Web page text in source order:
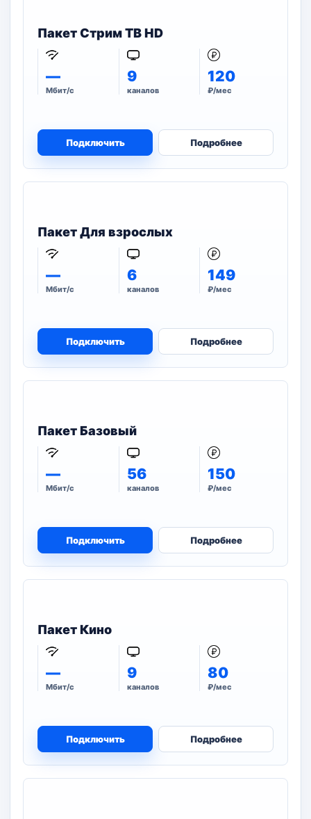
Пакет Стрим ТВ HD
—
Мбит/с
9
каналов
120
₽/мес
Подключить Подробнее
Пакет Для взрослых
—
Мбит/с
6
каналов
149
₽/мес
Подключить Подробнее
Пакет Базовый
—
Мбит/с
56
каналов
150
₽/мес
Подключить Подробнее
Пакет Кино
—
Мбит/с
9
каналов
80
₽/мес
Подключить Подробнее